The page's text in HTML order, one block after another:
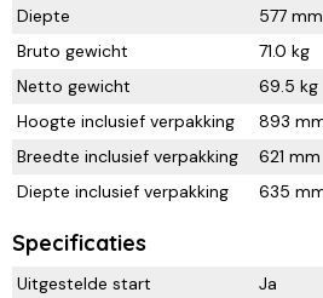
Diepte
577 mm
Bruto gewicht
71.0 kg
Netto gewicht
69.5 kg
Hoogte inclusief verpakking
893
Breedte inclusief verpakking
621 mm
Diepte inclusief verpakking
635
Specificaties
Uitgestelde start
Ja